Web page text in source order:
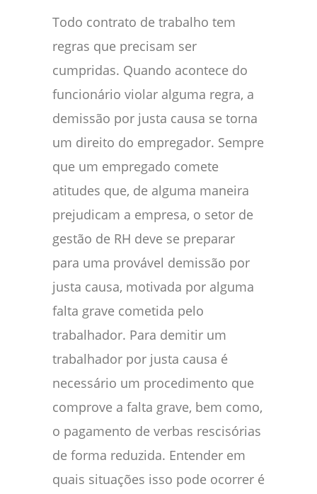
Todo contrato de trabalho tem
regras que precisam ser
cumpridas. Quando acontece do
funcionário violar alguma regra, a
demissão por justa causa se torna
um direito do empregador. Sempre
que um empregado comete
atitudes que, de alguma maneira
prejudicam a empresa, o setor de
gestão de RH deve se preparar
para uma provável demissão por
justa causa, motivada por alguma
falta grave cometida pelo
trabalhador. Para demitir um
trabalhador por justa causa é
necessário um procedimento que
comprove a falta grave, bem como,
o pagamento de verbas rescisórias
de forma reduzida. Entender em
quais situações isso pode ocorrer é